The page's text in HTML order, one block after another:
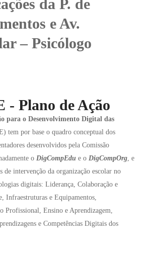
da P. de
e Av.
– Psicólogo
- Plano de Ação
para o Desenvolvimento Digital das
tem por base o quadro conceptual dos
desenvolvidos pela Comissão
o DigCompEdu e o DigCompOrg, e
de intervenção da organização escolar no
digitais: Liderança, Colaboração e
Infraestruturas e Equipamentos,
Profissional, Ensino e Aprendizagem,
e Competências Digitais dos